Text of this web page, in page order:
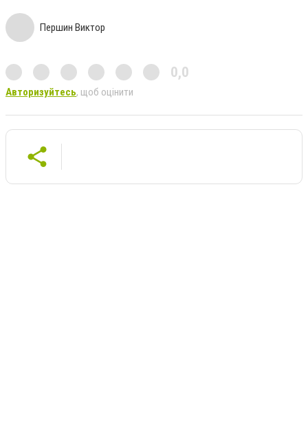
Першин Виктор
0,0
Авторизуйтесь, щоб оцінити